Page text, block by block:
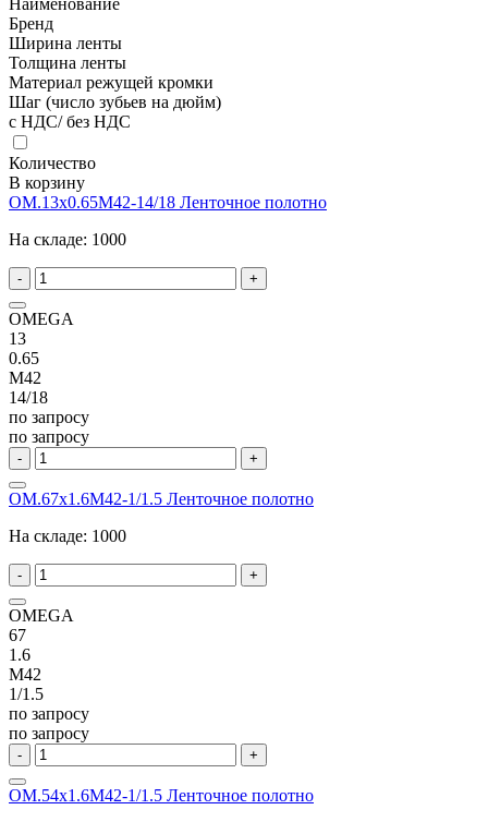
Наименование
Бренд
Ширина ленты
Толщина ленты
Материал режущей кромки
Шаг (число зубьев на дюйм)
с НДС/ без НДС
Количество
В корзину
OM.13x0.65M42-14/18 Ленточное полотно
На складе: 1000
- +
OMEGA
13
0.65
M42
14/18
по запросу
по запросу
- +
OM.67x1.6M42-1/1.5 Ленточное полотно
На складе: 1000
- +
OMEGA
67
1.6
M42
1/1.5
по запросу
по запросу
- +
OM.54x1.6M42-1/1.5 Ленточное полотно